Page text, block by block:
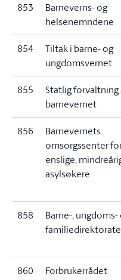
853
Barneverns- og
helsenemndene
854
Tiltak i barne- og
ungdomsvernet
855
Statlig forvaltning
barnevernet
856
Barnevernets
omsorgssenter
enslige,
asylsøkere
858
Barne-, ungdoms-
860 Forbrukerrådet